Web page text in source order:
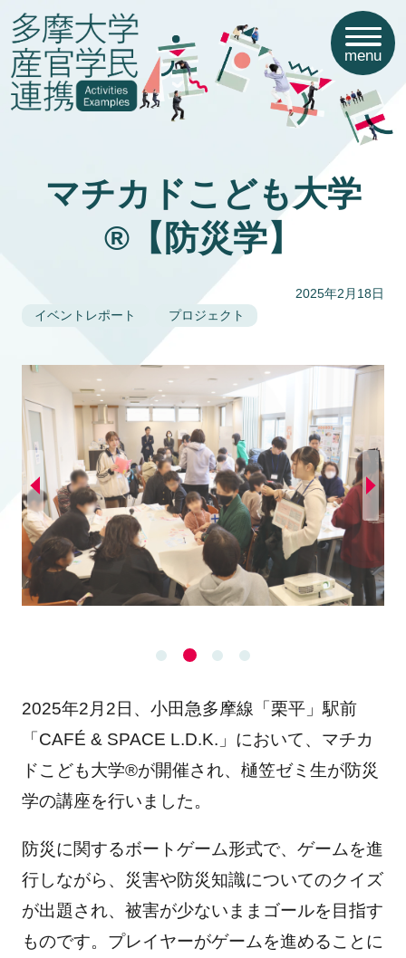
menu
マチカドこども大学
®【防災学】
2025年2月18日
イベントレポート
プロジェクト
2025年2月2日、小田急多摩線「栗平」駅前
「CAFÉ & SPACE L.D.K.」において、マチカ
ドこども大学®が開催され、樋笠ゼミ生が防災
学の講座を行いました。
防災に関するボートゲーム形式で、ゲームを進
行しながら、災害や防災知識についてのクイズ
が出題され、被害が少ないままゴールを目指す
ものです。プレイヤーがゲームを進めることに